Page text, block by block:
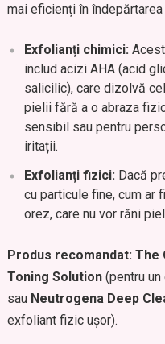
mai eficienți în
Exfolianți chimici:
includ acizi AHA (acid
salicilic), care dizolvă
pielii fără a o abraza
sensibil sau pentru
iritații.
Exfolianți fizici: Dacă
cu particule fine, cum ar
orez, care nu vor răni
Produs recomandat: The
Toning Solution(pentru un
sau Neutrogena Deep
exfoliant fizic ușor).